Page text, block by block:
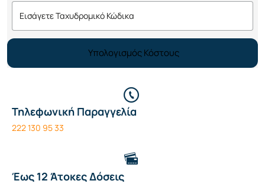
Υπολογισμός Κόστους
Τηλεφωνική Παραγγελία
222 130 95 33
Έως 12 Άτοκες Δόσεις